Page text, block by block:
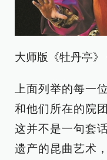
大师版《牡丹亭
上面列举的每一
和他们所在的院
这并不是一句套
遗产的昆曲艺术